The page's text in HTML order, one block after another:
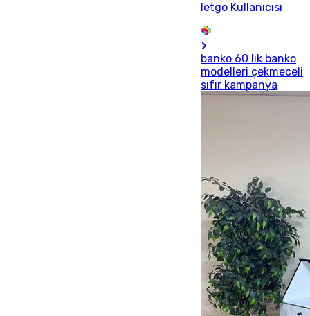
letgo Kullanıcısı
banko 60 lık banko
modelleri çekmeceli
sıfır kampanya